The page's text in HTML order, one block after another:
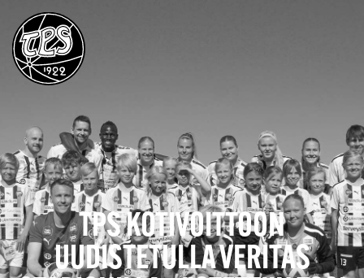
TPS KOTIVOITTOON
UUDISTETULLA VERITAS